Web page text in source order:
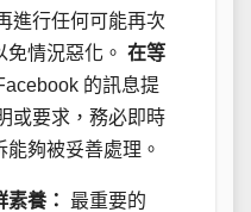
進行任何可能再次
情況惡化。 在等
的訊息提
或要求，務必即時
能夠被妥善處理。
養：
最重要的